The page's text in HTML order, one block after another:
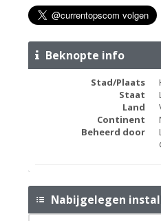
Beknopte info
Stad/Plaats
Staat
Land
Continent
Beheerd door
Nabijgelegen